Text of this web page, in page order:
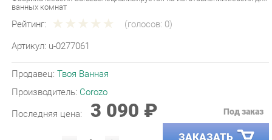
Рейтинг: (голосов:
Артикул: u-0277061
Продавец:
Производитель: Corozo
Последняя цена: 3 090 ₽
- + ЗАКАЗАТЬ